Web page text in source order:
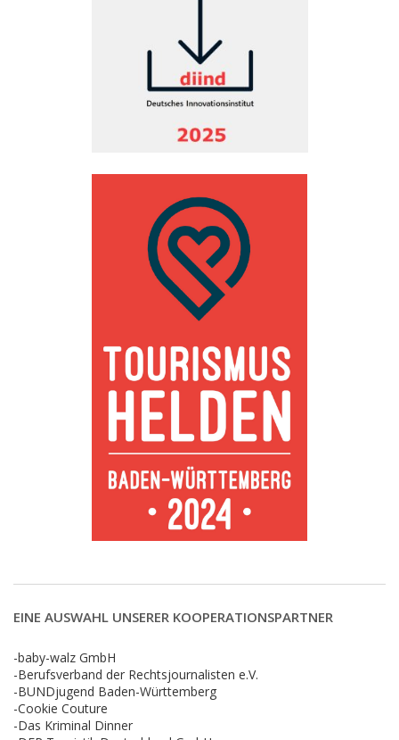
EINE AUSWAHL UNSERER KOOPERATIONSPARTNER
-baby-walz GmbH
-Berufsverband der Rechtsjournalisten e.V.
-BUNDjugend Baden-Württemberg
-Cookie Couture
-Das Kriminal Dinner